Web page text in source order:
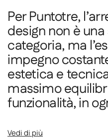
Per Puntotre,
design non è
categoria, ma
impegno
estetica e
massimo
funzionalità, in
Vedi di più